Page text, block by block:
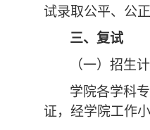
试录取公平、公正
三、复试
（一） 招生计
学院各学科
证，经学院工作